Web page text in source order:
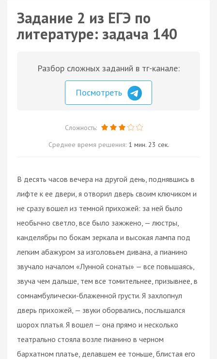
Задание 2 из ЕГЭ по
литературе: задача 140
Разбор сложных заданий в тг-канале:
Посмотреть
Сложность:
Среднее время решения: 1 мин. 23 сек.
В десять часов вечера на другой день, поднявшись в
лифте к ее двери, я отворил дверь своим ключиком и
не сразу вошел из темной прихожей: за ней было
необычно светло, все было зажжено, — люстры,
канделябры по бокам зеркала и высокая лампа под
легким абажуром за изголовьем дивана, а пианино
звучало началом «Лунной сонаты» — все повышаясь,
звуча чем дальше, тем все томительнее, призывнее, в
сомнамбулически-блаженной грусти. Я захлопнул
дверь прихожей, — звуки оборвались, послышался
шорох платья. Я вошел — она прямо и несколько
театрально стояла возле пианино в черном
бархатном платье, делавшем ее тоньше, блистая его